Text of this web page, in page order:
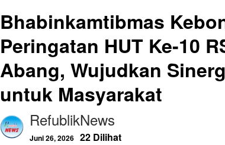
Bhabinkamtibmas
Peringatan HUT Ke-10
Abang, Wujudkan
untuk Masyarakat
RefublikNews
Juni 26, 2026 22 Dilihat